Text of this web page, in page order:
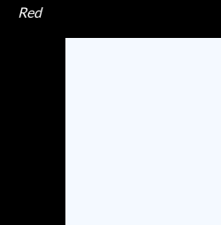
SARDEGNA TURISMO
Red